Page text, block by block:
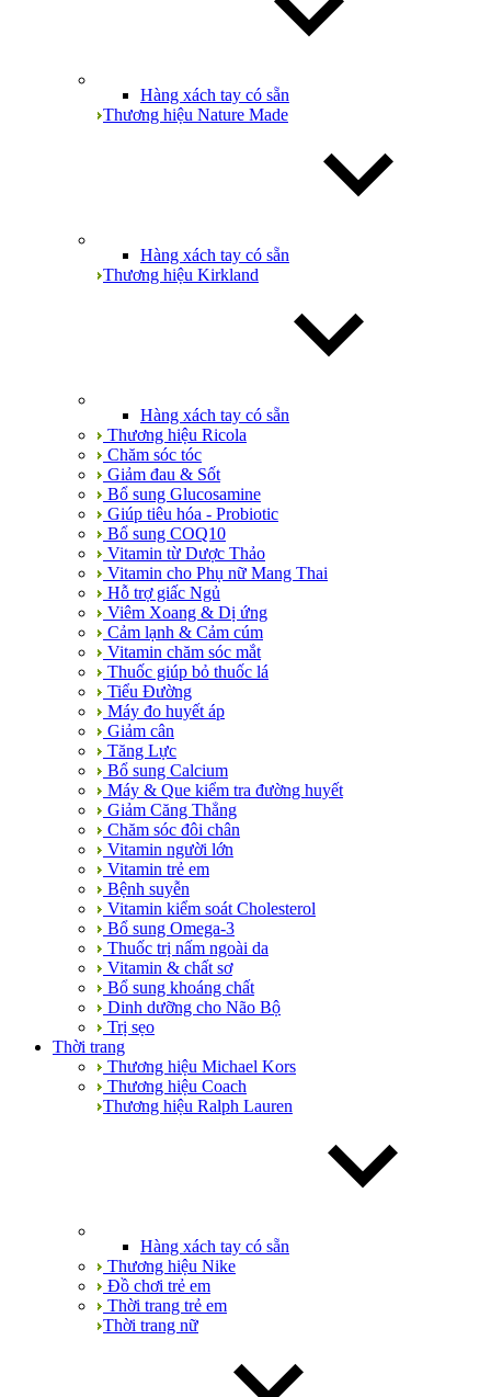
Hàng xách tay có sẵn
Thương hiệu Nature Made
Hàng xách tay có sẵn
Thương hiệu Kirkland
Hàng xách tay có sẵn
Thương hiệu Ricola
Chăm sóc tóc
Giảm đau & Sốt
Bổ sung Glucosamine
Giúp tiêu hóa - Probiotic
Bổ sung COQ10
Vitamin từ Dược Thảo
Vitamin cho Phụ nữ Mang Thai
Hỗ trợ giấc Ngủ
Viêm Xoang & Dị ứng
Cảm lạnh & Cảm cúm
Vitamin chăm sóc mắt
Thuốc giúp bỏ thuốc lá
Tiểu Đường
Máy đo huyết áp
Giảm cân
Tăng Lực
Bổ sung Calcium
Máy & Que kiểm tra đường huyết
Giảm Căng Thẳng
Chăm sóc đôi chân
Vitamin người lớn
Vitamin trẻ em
Bệnh suyễn
Vitamin kiểm soát Cholesterol
Bổ sung Omega-3
Thuốc trị nấm ngoài da
Vitamin & chất sơ
Bổ sung khoáng chất
Dinh dưỡng cho Não Bộ
Trị sẹo
Thời trang
Thương hiệu Michael Kors
Thương hiệu Coach
Thương hiệu Ralph Lauren
Hàng xách tay có sẵn
Thương hiệu Nike
Đồ chơi trẻ em
Thời trang trẻ em
Thời trang nữ